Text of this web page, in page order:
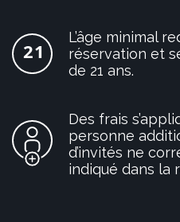
L’âge minimal
réservation et
de 21 ans.
Des frais
personne
d’invités ne
indiqué dans la